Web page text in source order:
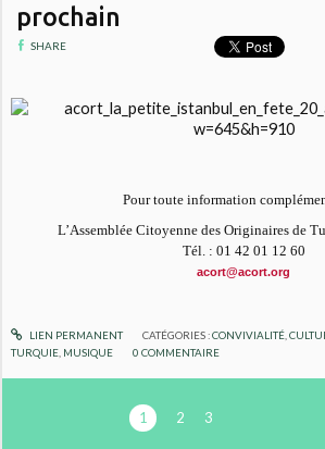
prochain
SHARE
Pour toute information com
L’Assemblée Citoyenne des Originaires de
Tél. : 01 42 01 12 60
acort@acort.org
LIEN PERMANENT CATÉGORIES :CONVIVIALITÉ,
TURQUIE MUSIQUE 0 COMMENTAIRE
1 2 3